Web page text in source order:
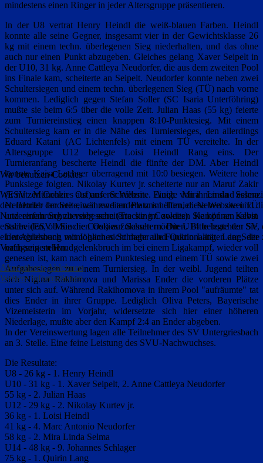
mindestens einen Ringer in jeder Altersgruppe präsentieren.
In der U8 vertrat Henry Heindl die weiß-blauen Farben. Heindl
konnte alle seine Gegner, insgesamt vier in der Gewichtsklasse 26
kg mit einem techn. überlegenen Sieg niederhalten, und das ohne
auch nur einen Punkt abzugeben. Gleiches gelang Xaver Seipelt in
der U10, 31 kg. Anne Cattleya Neudorfer, die aus dem zweiten Pool
ins Finale kam, scheiterte an Seipelt. Neudorfer konnte neben zwei
Schultersiegen und einem techn. überlegenen Sieg (TÜ) nach vorne
kommen. Lediglich gegen Stefan Soller (SC Isaria Unterföhring)
mußte sie beim 6:5 über die volle Zeit. Julian Haas (55 kg) feierte
zum Turniereinstieg einen knappen 8:10-Punktesieg. Mit einem
Schultersieg kam er in die Nähe des Turniersieges, den allerdings
Eduard Katani (AC Lichtenfels) mit einem TÜ vereitelte. In der
Altersgruppe U12 belegte Loisi Heindl Rang eins. Der
Turnieranfang bescherte Heindl die fünfte der DM. Aber Heindl
konnte Kajsa Lechner überragend mit 10:0 besiegen. Weitere hohe
Punksiege folgten. Nikolay Kurtev jr. scheiterte nur an Maruf Zakir
(ESV München Ost)auf Schultern. Auch Mira Linda Selma
Neudorfer landete einen zweiten Platz im Turnier. Neben zwei TÜ
und einem Schultersieg scheiterte sie im zweiten Kampf an Kevin
Saliev (ESV München Ost) auf Schultern. Die U14 belegte der SV
Untergriesbach mit Johannes Schlager und Quirin Lang. Lang, der
nach seinem Handgelenkbruch im bei einem Ligakampf, wieder voll
genesen ist, kam nach einem Punktesieg und einem TÜ sowie zwei
Aufgabesiegen zu einem Turniersieg. In der weibl. Jugend teilten
sich Nigina Rakhimova und Marissa Ender die vorderen Plätze
unter sich auf. Während Rakihomova in ihrem Pool "aufräumte" tat
dies Ender in ihrer Gruppe. Lediglich Oliva Peters, Bayerische
Vizemeisterin im Vorjahr, widersetzte sich hier einer höheren
Niederlage, mußte aber den Kampf 2:4 an Ender abgeben.
In der Vereinswertung lagen alle Teilnehmer des SV Untergriesbach
an 3. Stelle. Eine feine Leistung des SVU-Nachwuchses.
Die Resultate:
U8 - 26 kg - 1. Henry Heindl
U10 - 31 kg - 1. Xaver Seipelt, 2. Anne Cattleya Neudorfer
55 kg - 2. Julian Haas
U12 - 29 kg - 2. Nikolay Kurtev jr.
36 kg - 1. Loisi Heindl
41 kg - 4. Marc Antonio Neudorfer
58 kg - 2. Mira Linda Selma
U14 - 48 kg - 9. Johannes Schlager
75 kg - 1. Quirin Lang
Wir benutzen Cookies
Wir nutzen Cookies auf unserer Website. Einige von ihnen sind
den Betrieb der Seite, während andere uns helfen, diese Website und
Nutzererfahrung zu verbessern (Tracking Cookies). Sie können selbst
entscheiden, ob Sie die Cookies zulassen möchten. Bitte beachten Sie,
einer Ablehnung womöglich nicht mehr alle Funktionalitäten der Seite
Verfügung stehen.
Akzeptieren Ablehnen
Weitere Informationen